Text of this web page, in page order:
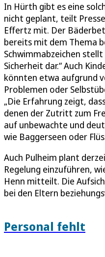
In Hürth gibt es eine
nicht geplant, teilt
Effertz mit. Der
bereits mit dem Thema
Schwimmabzeichen
Sicherheit dar.“ Auch
könnten etwa aufgrund
Problemen oder
„Die Erfahrung zeigt,
denen der Zutritt zum
auf unbewachte und
wie Baggerseen oder
Auch Pulheim plant
Regelung einzuführen,
Henn mitteilt. Die
bei den Eltern
Personal fehlt